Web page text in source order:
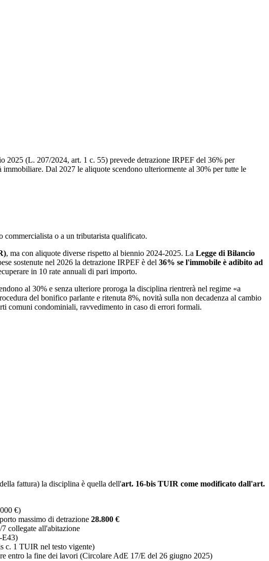
(L. 207/2024, art. 1 c. 55) prevede detrazione IRPEF del 36% per
Dal 2027 le aliquote scendono ulteriormente al 30% per tutte le
o a un tributarista qualificato.
, ma con aliquote diverse rispetto al biennio 2024-2025. La Legge di Bilancio
sostenute nel 2026 la detrazione IRPEF è del 36% se l'immobile è adibito ad
in 10 rate annuali di pari importo.
al 30% e senza ulteriore proroga la disciplina rientrerà nel regime «a
del bonifico parlante e ritenuta 8%, novità sulla non decadenza al cambio
comuni condominiali, ravvedimento in caso di errori formali.
fattura) la disciplina è quella dell'art. 16-bis TUIR come modificato dall'art.
€)
massimo di detrazione 28.800 €
collegate all'abitazione
E43)
c. 1 TUIR nel testo vigente)
entro la fine dei lavori (Circolare AdE 17/E del 26 giugno 2025)